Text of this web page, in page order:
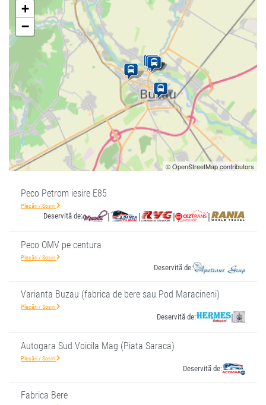
+
−
© OpenStreetMap contributors
Peco Petrom iesire E85
Plecări / Sosiri
Deservită de: | | | |
Peco OMV pe centura
Plecări / Sosiri
Deservită de:
Varianta Buzau (fabrica de bere sau Pod Maracineni)
Plecări / Sosiri
Deservită de: |
Autogara Sud Voicila Mag (Piata Saraca)
Plecări / Sosiri
Deservită de:
Fabrica Bere